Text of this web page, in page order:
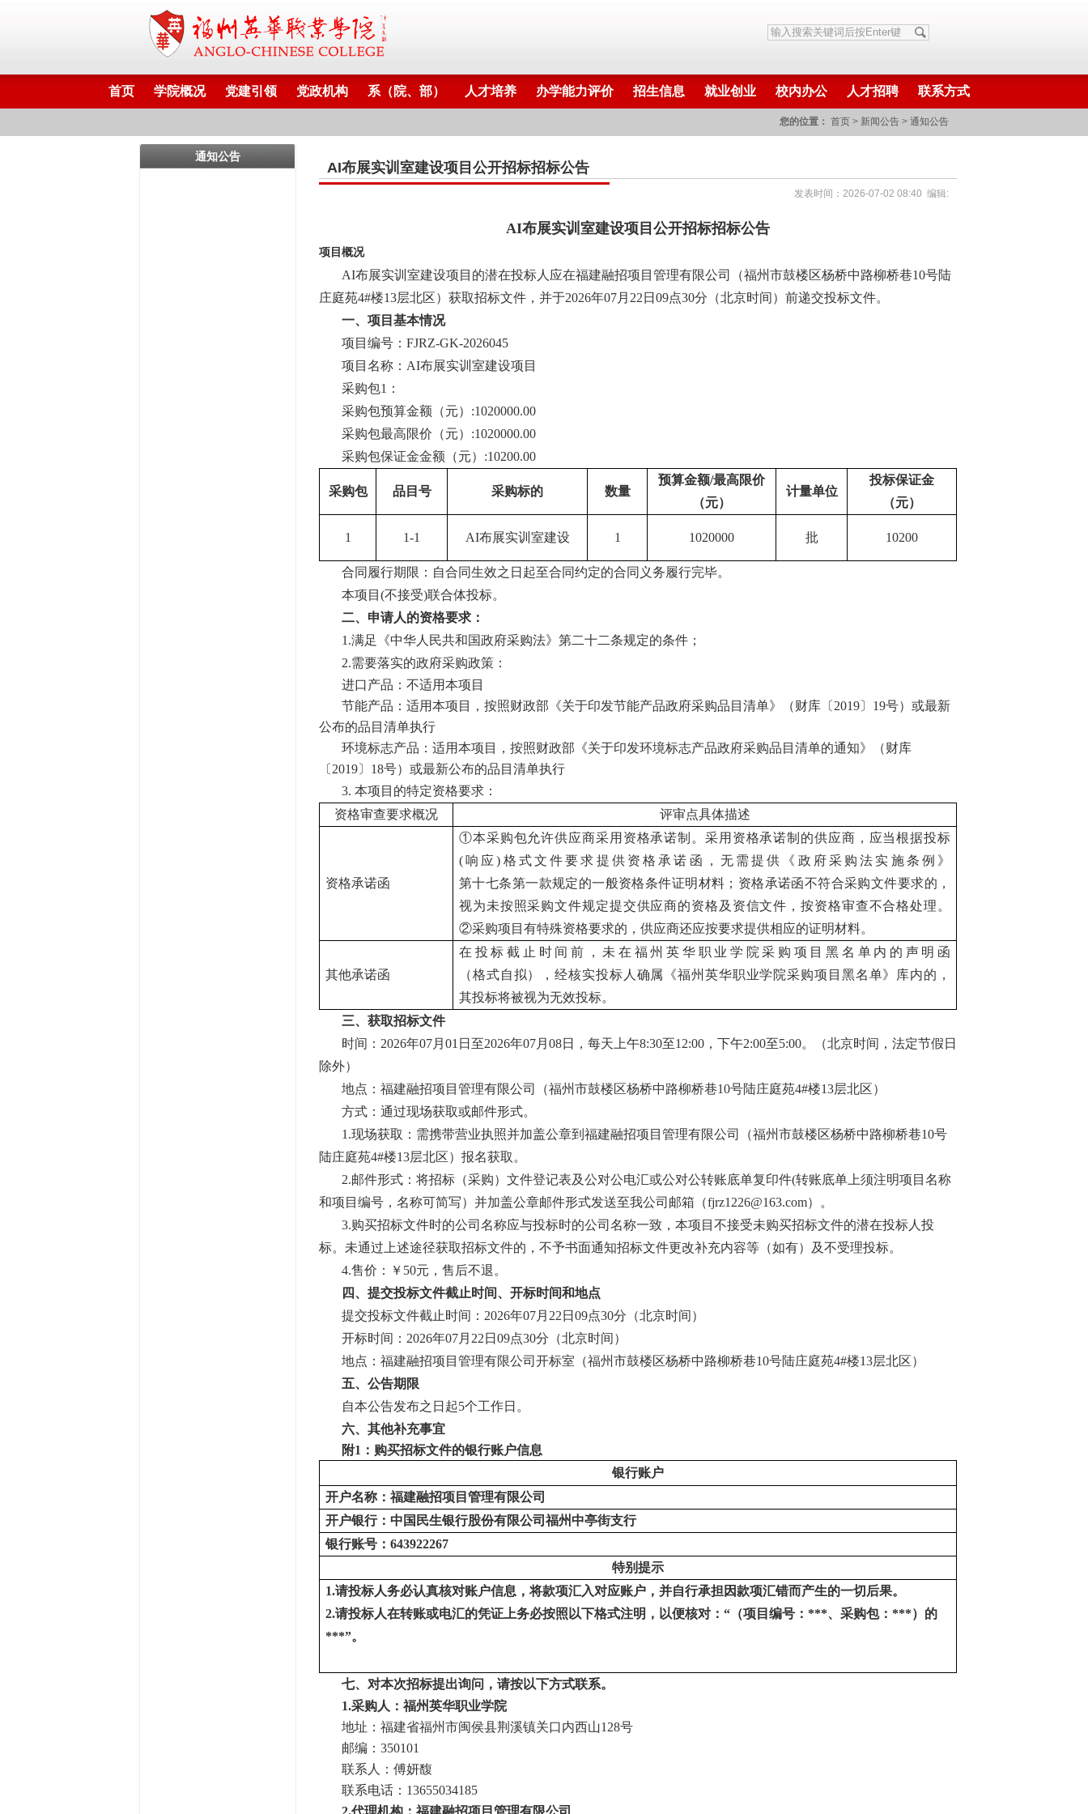
首页 学院概况 党建引领 党政机构 系（院、部） 人才培养 办学能力评价 招生信息 就业创业 校内办公 人才招聘 联系方式
您的位置： 首页 > 新闻公告 > 通知公告
通知公告
AI布展实训室建设项目公开招标招标公告
发表时间：2026-07-02 08:40 编辑:
AI布展实训室建设项目 公开招标招标公告
项目概况
AI布展实训室建设项目 的潜在投标人应在福建融招项目管理有限公司（福州市鼓楼区杨桥中路柳桥巷10号陆
庄庭苑4#楼13层北区）获取招标文件，并于2026年07月22日09点30分 （北京时间）前递交投标文件。
一、项目基本情况
项目编号： FJRZ-GK-2026045
项目名称： AI布展实训室建设项目
采购包1：
采购包预算金额（元） :1020000.00
采购包最高限价（元） :1020000.00
采购包保证金金额（元） :10200.00
采购包 品目号 采购标的 数量
预算金额/最高限价
（元）
计量单位
投标保证金
（元）
1 1-1 AI布展实训室建设 1 1020000 批 10200
合同履行期限：自合同生效之日起至合同约定的合同义务履行完毕。
本项目 (不接受)联合体投标。
二、申请人的资格要求：
1.满足《中华人民共和国政府采购法》第二十二条规定的条件 ；
2.需要落实的政府采购政策：
进口产品：不适用本项目
节能产品：适用本项目，按照财政部《关于印发节能产品政府采购品目清单》（财库〔 2019〕19号）或最新
公布的品目清单执行
环境标志产品：适用本项目，按照财政部《关于印发环境标志产品政府采购品目清单的通知》（财库
〔 2019〕18号）或最新公布的品目清单执行
3. 本项目的特定资格要求：
资格审查要求概况
评审点具体描述
资格承诺函
①本采购包允许供应商采用资格承诺制。采用资格承诺制的供应商，应当根据投标
(响应)格式文件要求提供资格承诺函，无需提供《政府采购法实施条例》
第十七条第一款规定的一般资格条件证明材料；资格承诺函不符合采购文件要求的，
视为未按照采购文件规定提交供应商的资格及资信文件，按资格审查不合格处理。
②采购项目有特殊资格要求的，供应商还应按要求提供相应的证明材料。
其他承诺函
在投标截止时间前，未在福州英华职业学院采购项目黑名单内的声明函
（格式自拟）
，经核实投标人确属《福州英华职业学院采购项目黑名单》库内的，
其投标将被视为无效投标。
三、获取招标文件
时间： 2026年07月 01 日至2026年07月 08日，每天上午8:30至12:00，下午2:00至5:00。（北京时间，法定节假日
除外）
地点：福建融招项目管理有限公司（福州市鼓楼区杨桥中路柳桥巷10号陆庄庭苑4#楼13层北区）
方式：通过现场获取或邮件形式。
1.现场获取： 需携带营业执照并加盖公章到福建融招项目管理有限公司 （福州市鼓楼区杨桥中路柳桥巷10号
陆庄庭苑4#楼13层北区） 报名获取 。
2.邮件形式：将招标（采购）文件登记表及公对公电汇或公对公转账底单复印件(转账底单上须注明项目名称
和项目编号，名称可简写） 并加盖公章邮件形式发送至我公司 邮箱 （fjrz1226@163.com）
。
3.购买招标文件时的公司名称应与投标时的公司名称一致，本项目不接受未购买招标文件的潜在投标人投
标。未通过上述途径获取招标文件的，不予书面通知招标文件更改补充内容等（如有）及不受理投标。
4.售价：￥ 50元， 售后不退 。
四、提交投标文件截止时间、开标时间和地点
提交投标文件截止时间： 2026年07月22日09点30分 （北京时间）
开标时间： 2026年07月22日09点30分 （北京时间）
地点： 福建融招项目管理有限公司开标室（福州市鼓楼区杨桥中路柳桥巷10号陆庄庭苑4#楼13层北区）
五、公告期限
自本公告发布之日起5个工作日。
六、其他补充事宜
附1： 购买招标文件的银行账户信息
银行账户
开户名称： 福建融招项目管理有限公司
开户银行： 中国民生银行股份有限公司福州中亭街支行
银行账号： 643922267
特别提示
1.请投标人务必认真核对账户信息，将款项汇入对应账户，并自行承担因款项汇错而产生的一切后果。
2.请投标人在转账或电汇的凭证上务必按照以下格式注明，以便核对： “（项目编号：***、 采购包： ***）的
***”。
七、对本次招标提出询问，请按以下方式联系。
1.采购人： 福州英华职业学院
地址：福建省福州市闽侯县荆溪镇关口内西山128号
邮编： 350101
联系人： 傅妍馥
联系电话： 13655034185
2.代理机构：福建融招项目管理有限公司